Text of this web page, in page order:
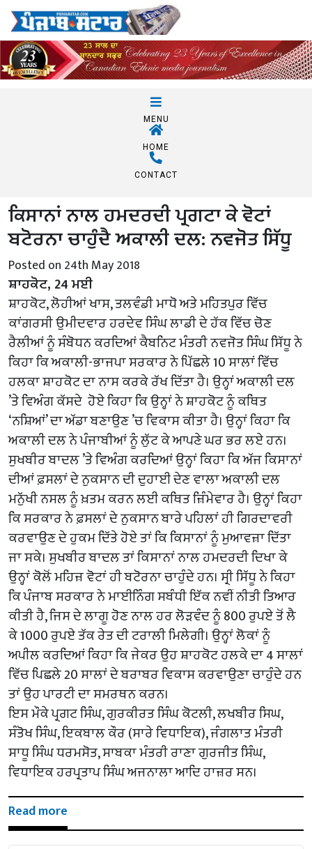
MENU
HOME
CONTACT
ਕਿਸਾਨਾਂ ਨਾਲ ਹਮਦਰਦੀ ਪ੍ਰਗਟਾ ਕੇ ਵੋਟਾਂ
ਬਟੋਰਨਾ ਚਾਹੁੰਦੈ ਅਕਾਲੀ ਦਲ: ਨਵਜੋਤ ਸਿੱਧੂ
Posted on 24th May 2018
ਸ਼ਾਹਕੋਟ, 24 ਮਈ
ਸ਼ਾਹਕੋਟ, ਲੋਹੀਆਂ ਖਾਸ, ਤਲਵੰਡੀ ਮਾਧੋ ਅਤੇ ਮਹਿਤਪੁਰ ਵਿੱਚ
ਕਾਂਗਰਸੀ ਉਮੀਦਵਾਰ ਹਰਦੇਵ ਸਿੰਘ ਲਾਡੀ ਦੇ ਹੱਕ ਵਿੱਚ ਚੋਣ
ਰੈਲੀਆਂ ਨੂੰ ਸੰਬੋਧਨ ਕਰਦਿਆਂ ਕੈਬਨਿਟ ਮੰਤਰੀ ਨਵਜੋਤ ਸਿੰਘ ਸਿੱਧੂ ਨੇ
ਕਿਹਾ ਕਿ ਅਕਾਲੀ-ਭਾਜਪਾ ਸਰਕਾਰ ਨੇ ਪਿੱਛਲੇ 10 ਸਾਲਾਂ ਵਿੱਚ
ਹਲਕਾ ਸ਼ਾਹਕੋਟ ਦਾ ਨਾਸ ਕਰਕੇ ਰੱਖ ਦਿੱਤਾ ਹੈ। ਉਨ੍ਹਾਂ ਅਕਾਲੀ ਦਲ
’ਤੇ ਵਿਅੰਗ ਕੱਸਦੇ ਹੋਏ ਕਿਹਾ ਕਿ ਉਨ੍ਹਾਂ ਨੇ ਸ਼ਾਹਕੋਟ ਨੂੰ ਕਥਿਤ
‘ਨਸ਼ਿਆਂ’ ਦਾ ਅੱਡਾ ਬਣਾਉਣ ’ਚ ਵਿਕਾਸ ਕੀਤਾ ਹੈ। ਉਨ੍ਹਾਂ ਕਿਹਾ ਕਿ
ਅਕਾਲੀ ਦਲ ਨੇ ਪੰਜਾਬੀਆਂ ਨੂੰ ਲੁੱਟ ਕੇ ਆਪਣੇ ਘਰ ਭਰ ਲਏ ਹਨ।
ਸੁਖਬੀਰ ਬਾਦਲ ’ਤੇ ਵਿਅੰਗ ਕਰਦਿਆਂ ਉਨ੍ਹਾਂ ਕਿਹਾ ਕਿ ਅੱਜ ਕਿਸਾਨਾਂ
ਦੀਆਂ ਫ਼ਸਲਾਂ ਦੇ ਨੁਕਸਾਨ ਦੀ ਦੁਹਾਈ ਦੇਣ ਵਾਲਾ ਅਕਾਲੀ ਦਲ
ਮਨੁੱਖੀ ਨਸਲ ਨੂੰ ਖ਼ਤਮ ਕਰਨ ਲਈ ਕਥਿਤ ਜ਼ਿੰਮੇਵਾਰ ਹੈ। ਉਨ੍ਹਾਂ ਕਿਹਾ
ਕਿ ਸਰਕਾਰ ਨੇ ਫ਼ਸਲਾਂ ਦੇ ਨੁਕਸਾਨ ਬਾਰੇ ਪਹਿਲਾਂ ਹੀ ਗਿਰਦਾਵਰੀ
ਕਰਵਾਉਣ ਦੇ ਹੁਕਮ ਦਿੱਤੇ ਹੋਏ ਤਾਂ ਕਿ ਕਿਸਾਨਾਂ ਨੂੰ ਮੁਆਵਜ਼ਾ ਦਿੱਤਾ
ਜਾ ਸਕੇ। ਸੁਖਬੀਰ ਬਾਦਲ ਤਾਂ ਕਿਸਾਨਾਂ ਨਾਲ ਹਮਦਰਦੀ ਦਿਖਾ ਕੇ
ਉਨ੍ਹਾਂ ਕੋਲੋਂ ਮਹਿਜ਼ ਵੋਟਾਂ ਹੀ ਬਟੋਰਨਾ ਚਾਹੁੰਦੇ ਹਨ। ਸ੍ਰੀ ਸਿੱਧੂ ਨੇ ਕਿਹਾ
ਕਿ ਪੰਜਾਬ ਸਰਕਾਰ ਨੇ ਮਾਈਨਿੰਗ ਸਬੰਧੀ ਇੱਕ ਨਵੀਂ ਨੀਤੀ ਤਿਆਰ
ਕੀਤੀ ਹੈ, ਜਿਸ ਦੇ ਲਾਗੂ ਹੋਣ ਨਾਲ ਹਰ ਲੋੜਵੰਦ ਨੂੰ 800 ਰੁਪਏ ਤੋਂ ਲੈ
ਕੇ 1000 ਰੁਪਏ ਤੱਕ ਰੇਤ ਦੀ ਟਰਾਲੀ ਮਿਲੇਗੀ। ਉਨ੍ਹਾਂ ਲੋਕਾਂ ਨੂੰ
ਅਪੀਲ ਕਰਦਿਆਂ ਕਿਹਾ ਕਿ ਜੇਕਰ ਉਹ ਸ਼ਾਹਕੋਟ ਹਲਕੇ ਦਾ 4 ਸਾਲਾਂ
ਵਿੱਚ ਪਿਛਲੇ 20 ਸਾਲਾਂ ਦੇ ਬਰਾਬਰ ਵਿਕਾਸ ਕਰਵਾਉਣਾ ਚਾਹੁੰਦੇ ਹਨ
ਤਾਂ ਉਹ ਪਾਰਟੀ ਦਾ ਸਮਰਥਨ ਕਰਨ।
ਇਸ ਮੌਕੇ ਪ੍ਰਗਟ ਸਿੰਘ, ਗੁਰਕੀਰਤ ਸਿੰਘ ਕੋਟਲੀ, ਲਖਬੀਰ ਸਿਘ,
ਸੰਤੋਖ ਸਿੰਘ, ਇਕਬਾਲ ਕੌਰ (ਸਾਰੇ ਵਿਧਾਇਕ), ਜੰਗਲਾਤ ਮੰਤਰੀ
ਸਾਧੂ ਸਿੰਘ ਧਰਮਸੋਤ, ਸਾਬਕਾ ਮੰਤਰੀ ਰਾਣਾ ਗੁਰਜੀਤ ਸਿੰਘ,
ਵਿਧਾਇਕ ਹਰਪ੍ਰਤਾਪ ਸਿੰਘ ਅਜਨਾਲਾ ਆਦਿ ਹਾਜ਼ਰ ਸਨ।
Read more